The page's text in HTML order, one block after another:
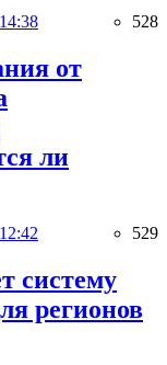
528
от
ли
529
систему
регионов